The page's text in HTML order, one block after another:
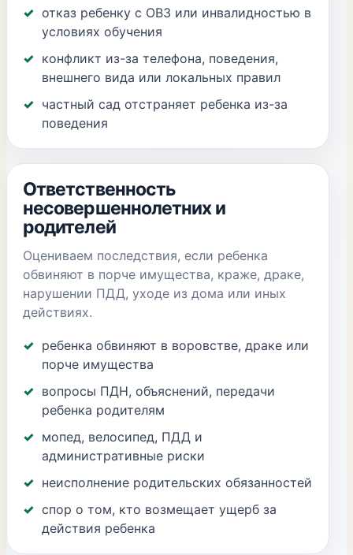
отказ ребенку с ОВЗ или инвалидностью в
условиях обучения
конфликт из-за телефона, поведения,
внешнего вида или локальных правил
частный сад отстраняет ребенка из-за
поведения
Ответственность
несовершеннолетних и
родителей
Оцениваем последствия, если ребенка
обвиняют в порче имущества, краже, драке,
нарушении ПДД, уходе из дома или иных
действиях.
ребенка обвиняют в воровстве, драке или
порче имущества
вопросы ПДН, объяснений, передачи
ребенка родителям
мопед, велосипед, ПДД и
административные риски
неисполнение родительских обязанностей
спор о том, кто возмещает ущерб за
действия ребенка